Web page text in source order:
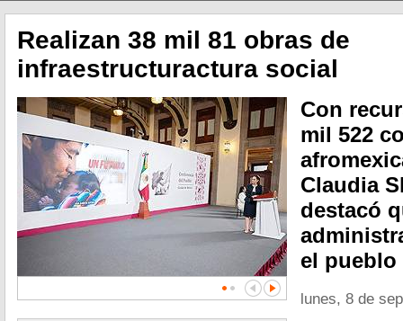
Realizan 38 mil 81 obras de
infraestructuractura social
Con
mil 522
Claudia
destacó
el pueblo
lunes, 8 de